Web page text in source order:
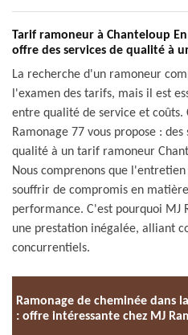
Tarif ramoneur à Chanteloup
offre des services de qualité à
La recherche d'un ramoneur
l'examen des tarifs, mais il est
entre qualité de service et coûts.
Ramonage 77 vous propose :
qualité à un tarif ramoneur
Nous comprenons que
souffrir de compromis en
performance. C'est pourquoi MJ
une prestation inégalée, alliant
concurrentiels.
Ramonage de cheminée dans
: offre intéressante chez MJ